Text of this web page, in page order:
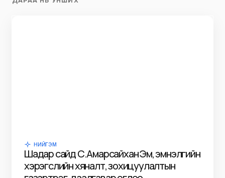
НИЙГЭМ
Шадар сайд С.Амарсайхан Эм, эмнэлгийн
хэрэгслийн хяналт, зохицуулалтын